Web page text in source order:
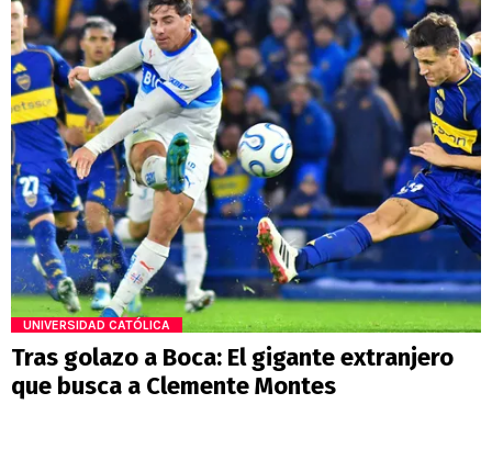
UNIVERSIDAD CATÓLICA
Tras golazo a Boca: El gigante extranjero
que busca a Clemente Montes